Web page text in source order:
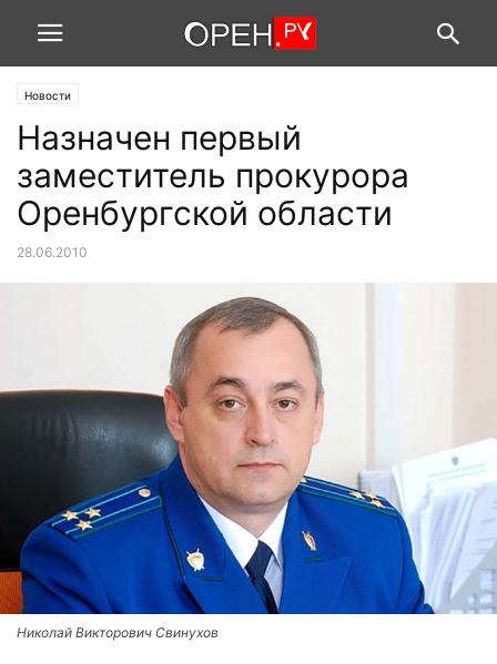
Новости
Назначен первый
заместитель прокурора
Оренбургской области
28.06.2010
Николай Викторович Свинухов